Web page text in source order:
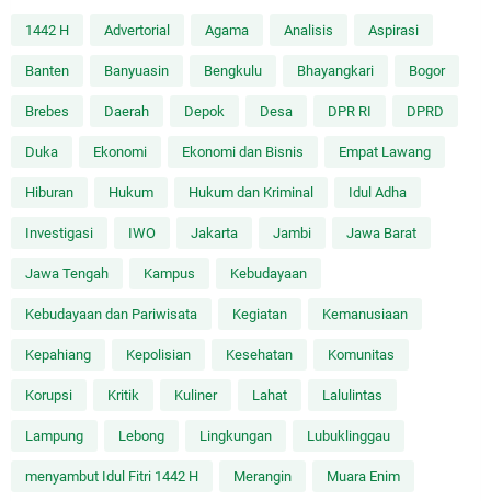
1442 H Advertorial Agama Analisis Aspirasi
Banten Banyuasin Bengkulu Bhayangkari Bogor
Brebes Daerah Depok Desa DPR RI DPRD
Duka Ekonomi Ekonomi dan Bisnis Empat Lawang
Hiburan Hukum Hukum dan Kriminal Idul Adha
Investigasi IWO Jakarta Jambi Jawa Barat
Jawa Tengah Kampus Kebudayaan
Kebudayaan dan Pariwisata Kegiatan Kemanusiaan
Kepahiang Kepolisian Kesehatan Komunitas
Korupsi Kritik Kuliner Lahat Lalulintas
Lampung Lebong Lingkungan Lubuklinggau
menyambut Idul Fitri 1442 H Merangin Muara Enim